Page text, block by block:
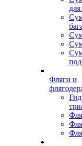
Фляги и